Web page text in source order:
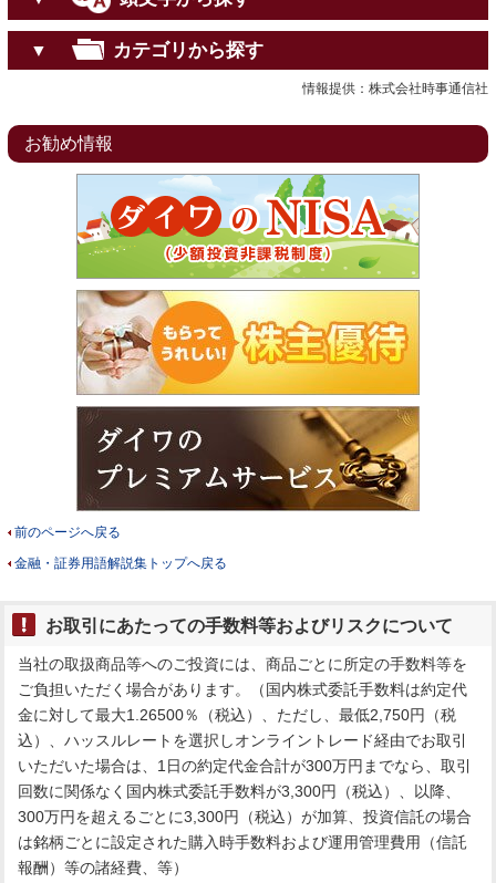
▼ カテゴリから探す
情報提供：株式会社時事通信社
お勧め情報
前のページへ戻る
金融・証券用語解説集トップへ戻る
お取引にあたっての手数料等およびリスクについて
当社の取扱商品等へのご投資には、商品ごとに所定の手数料等を
ご負担いただく場合があります。（国内株式委託手数料は約定代
金に対して最大1.26500％（税込）、ただし、最低2,750円（税
込）、ハッスルレートを選択しオンライントレード経由でお取引
いただいた場合は、1日の約定代金合計が300万円までなら、取引
回数に関係なく国内株式委託手数料が3,300円（税込）、以降、
300万円を超えるごとに3,300円（税込）が加算、投資信託の場合
は銘柄ごとに設定された購入時手数料および運用管理費用（信託
報酬）等の諸経費、等）